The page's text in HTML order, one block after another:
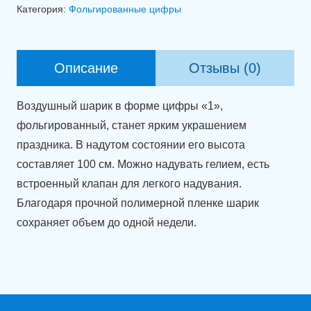
см)
Категория: Фольгированные цифры
Описание Отзывы (0)
Воздушный шарик в форме цифры «1»,
фольгированный, станет ярким украшением
праздника. В надутом состоянии его высота
составляет 100 см. Можно надувать гелием, есть
встроенный клапан для легкого надувания.
Благодаря прочной полимерной пленке шарик
сохраняет объем до одной недели.